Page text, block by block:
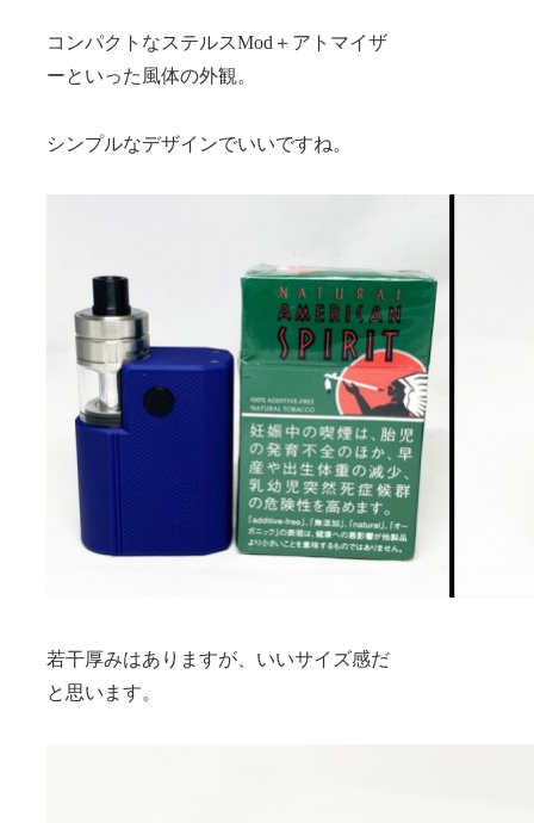
コンパクトなステルスMod＋アトマイザ
ーといった風体の外観。
シンプルなデザインでいいですね。
若干厚みはありますが、いいサイズ感だ
と思います。